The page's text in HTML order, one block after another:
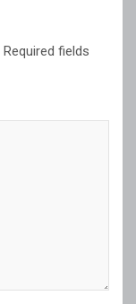
Required fields